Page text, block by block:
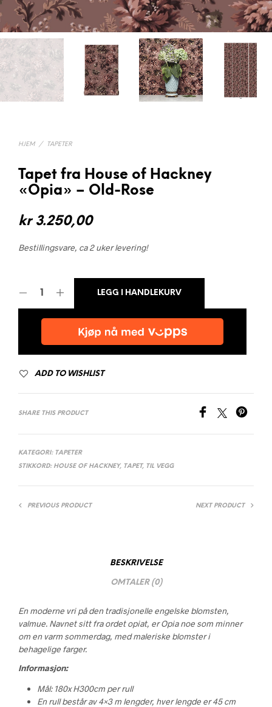
HJEM / TAPETER
Tapet fra House of Hackney
«Opia» – Old-Rose
kr3.250,00
Bestillingsvare, ca 2 uker levering!
LEGG I HANDLEKURV
ADD TO WISHLIST
SHARE THIS PRODUCT
KATEGORI: TAPETER
STIKKORD: HOUSE OF HACKNEY, TAPET, TIL VEGG
PREVIOUS PRODUCT NEXT PRODUCT
BESKRIVELSE
OMTALER (0)
En moderne vri på den tradisjonelle engelske blomsten,
valmue. Navnet sitt fra ordet opiat, er Opia noe som minner
om en varm sommerdag, med maleriske blomster i
behagelige farger.
Informasjon:
Mål: 180x H300cm per rull
En rull består av 4×3 m lengder, hver lengde er 45 cm